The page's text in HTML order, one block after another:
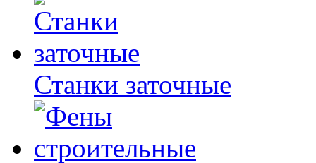
Станки заточные